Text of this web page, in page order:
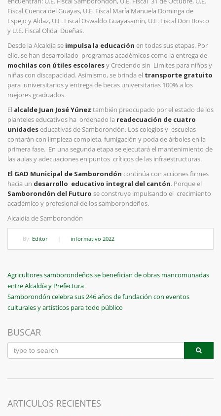
Fiscal Cuenca del Guayas, U.E. Fiscal María Manuela Dominga de
Espejo y Aldaz, U.E. Fiscal Oswaldo Guayasamín, U.E. Fiscal Don Bosco
y U.E. Fiscal Olida Dueñas.
Desde la Alcaldía se impulsa la educación en todas sus etapas. Por
ello, se han desarrollado programas académicos como la entrega de
mochilas con útiles escolaresy Creciendo sin Límites para niños y
niñas con discapacidad. Asimismo, se brinda el transporte gratuito
para universitarios y entrega de becas universitarias 100% a los
mejores graduados.
El alcalde Juan José Yúnez también preocupado por el estado de los
planteles educativos ha ordenado la readecuación de cuatro
unidadeseducativas de Samborondón. Los colegios y escuelas
contarán con limpieza completa, fumigación y poda de árboles en la
primera fase. En una segunda etapa se ejecutará el mantenimiento de
las aulas y adecuaciones en puntos críticos de las infraestructuras.
El GAD Municipal de Samborondón continúa con acciones firmes
hacia un desarrollo educativo integral del cantón. Porque el
Samborondón del Futuro se construye impulsando el crecimiento
académico y profesional de los samborondeños.
Alcaldía de Samborondón
By: Editor informativo 2022
Navegación
de
entradas
Previous
Post
Agricultores samborondeños se benefician de obras mancomunadas
entre Alcaldía y Prefectura
Next
Post
Samborondón celebra sus 246 años de fundación con eventos
culturales y artísticos para todo público
BUSCAR
ARTICULOS RECIENTES